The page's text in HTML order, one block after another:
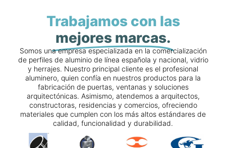
Trabajamos con las
mejores marcas.
Somos una empresa especializada en la comercialización
de perfiles de aluminio de línea española y nacional, vidrio
y herrajes. Nuestro principal cliente es el profesional
aluminero, quien confía en nuestros productos para la
fabricación de puertas, ventanas y soluciones
arquitectónicas. Asimismo, atendemos a arquitectos,
constructoras, residencias y comercios, ofreciendo
materiales que cumplen con los más altos estándares de
calidad, funcionalidad y durabilidad.